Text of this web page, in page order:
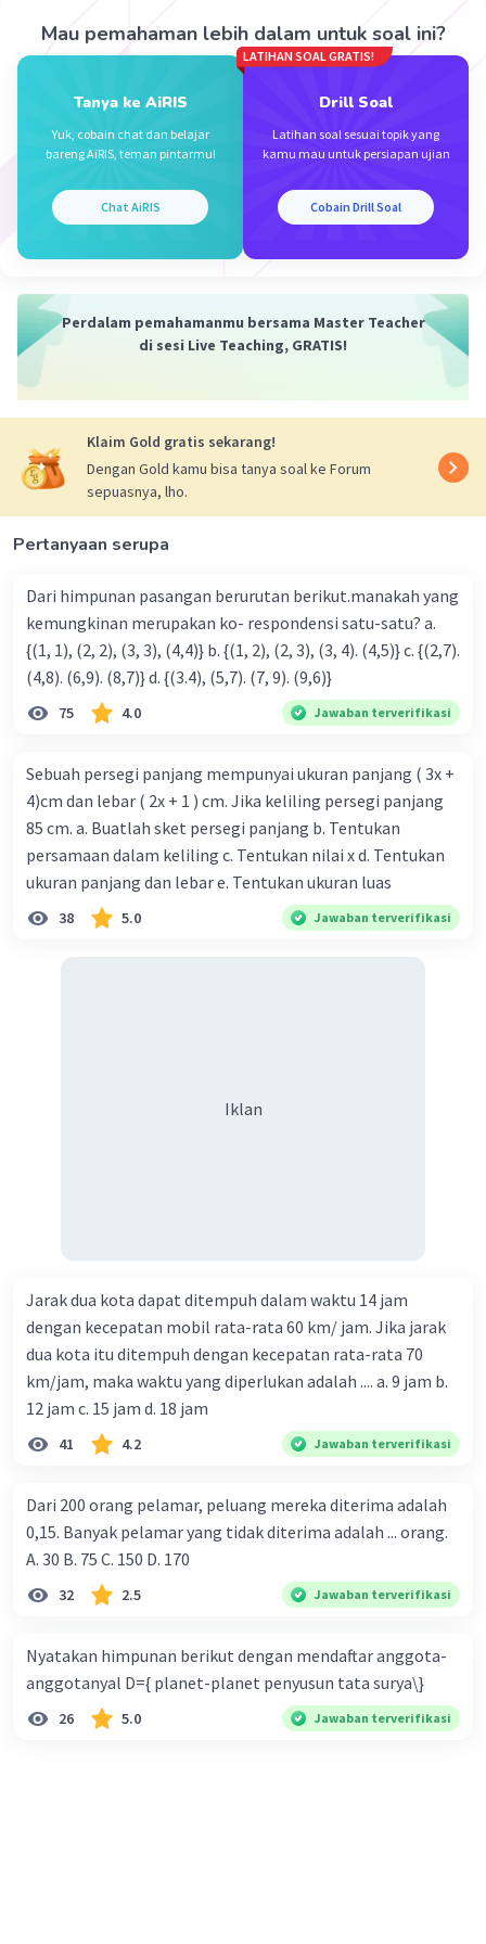
Iklan
Mau pemahaman lebih dalam untuk soal ini?
Tanya ke AiRIS
Yuk, cobain chat dan belajar
bareng AiRIS, teman pintarmu!
Chat AiRIS
LATIHAN SOAL GRATIS!
Drill Soal
Latihan soal sesuai topik yang
kamu mau untuk persiapan ujian
Cobain Drill Soal
Perdalam pemahamanmu bersama Master Teacher
di sesi Live Teaching, GRATIS!
Klaim Gold gratis sekarang!
Dengan Gold kamu bisa tanya soal ke Forum
sepuasnya, lho.
Pertanyaan serupa
Dari himpunan pasangan berurutan berikut.manakah yang
kemungkinan merupakan ko- respondensi satu-satu? a.
{(1, 1), (2, 2), (3, 3), (4,4)} b. {(1, 2), (2, 3), (3, 4). (4,5)} c. {(2,7).
(4,8). (6,9). (8,7)} d. {(3.4), (5,7). (7, 9). (9,6)}
75 4.0 Jawaban terverifikasi
Sebuah persegi panjang mempunyai ukuran panjang ( 3x +
4)cm dan lebar ( 2x + 1 ) cm. Jika keliling persegi panjang
85 cm. a. Buatlah sket persegi panjang b. Tentukan
persamaan dalam keliling c. Tentukan nilai x d. Tentukan
ukuran panjang dan lebar e. Tentukan ukuran luas
38 5.0 Jawaban terverifikasi
Iklan
Jarak dua kota dapat ditempuh dalam waktu 14 jam
dengan kecepatan mobil rata-rata 60 km/ jam. Jika jarak
dua kota itu ditempuh dengan kecepatan rata-rata 70
km/jam, maka waktu yang diperlukan adalah .... a. 9 jam b.
12 jam c. 15 jam d. 18 jam
41 4.2 Jawaban terverifikasi
Dari 200 orang pelamar, peluang mereka diterima adalah
0,15. Banyak pelamar yang tidak diterima adalah ... orang.
A. 30 B. 75 C. 150 D. 170
32 2.5 Jawaban terverifikasi
Nyatakan himpunan berikut dengan mendaftar anggota-
anggotanyal D={ planet-planet penyusun tata surya\}
26 5.0 Jawaban terverifikasi